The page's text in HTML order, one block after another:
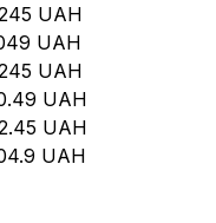
UAH
UAH
UAH
UAH
UAH
UAH